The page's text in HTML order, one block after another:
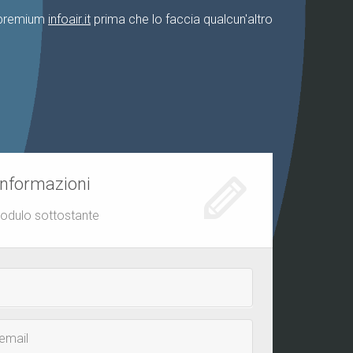
infoair.it prima che lo faccia qualcun'altro
sottostante